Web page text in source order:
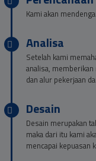
Kami akan
Analisa
Setelah kami
analisa,
dan alur pekerjaan
Desain
Desain merupakan
maka dari itu kami
mencapai kepuasan